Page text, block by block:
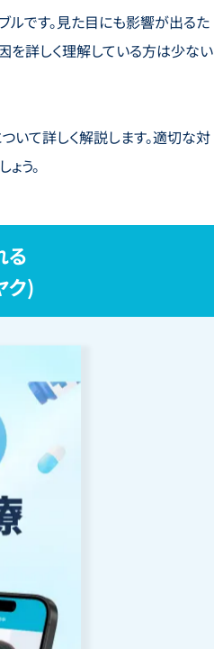
ルです。見た目にも影響が出るた
を詳しく理解している方は少ない
いて詳しく解説します。適切な対
う。
る
ク)